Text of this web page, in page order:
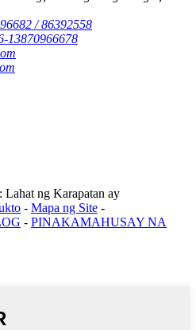
/ 86392558
13870966678
ng Karapatan ay
- Mapa ng Site -
- PINAKAMAHUSAY NA